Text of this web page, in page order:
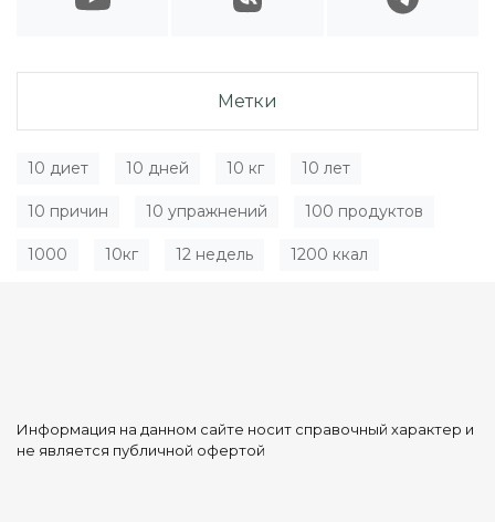
Метки
10 диет 10 дней 10 кг 10 лет
10 причин 10 упражнений 100 продуктов
1000 10кг 12 недель 1200 ккал
Информация на данном сайте носит справочный характер и
не является публичной офертой